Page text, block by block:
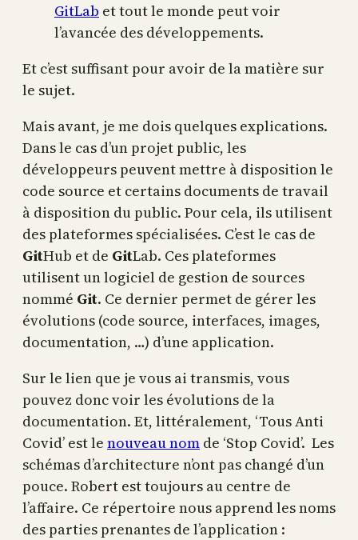
GitLab et tout le monde peut voir
l’avancée des développements.
Et c’est suffisant pour avoir de la matière sur
le sujet.
Mais avant, je me dois quelques explications.
Dans le cas d’un projet public, les
développeurs peuvent mettre à disposition le
code source et certains documents de travail
à disposition du public. Pour cela, ils utilisent
des plateformes spécialisées. C’est le cas de
GitHub et de GitLab. Ces plateformes
utilisent un logiciel de gestion de sources
nommé Git. Ce dernier permet de gérer les
évolutions (code source, interfaces, images,
documentation, …) d’une application.
Sur le lien que je vous ai transmis, vous
pouvez donc voir les évolutions de la
documentation. Et, littéralement, ‘Tous Anti
Covid’ est le nouveau nom de ‘Stop Covid’. Les
schémas d’architecture n’ont pas changé d’un
pouce. Robert est toujours au centre de
l’affaire. Ce répertoire nous apprend les noms
des parties prenantes de l’application :